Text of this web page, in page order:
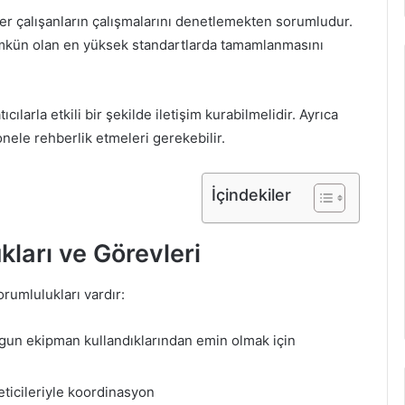
çalışanların çalışmalarını denetlemekten sorumludur.
olan en yüksek standartlarda tamamlanmasını
etkili bir şekilde iletişim kurabilmelidir. Ayrıca
rehberlik etmeleri gerekebilir.
İçindekiler
ve Görevleri
vardır:
ekipman kullandıklarından emin olmak için
koordinasyon